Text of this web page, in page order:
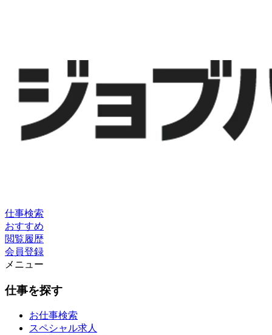
仕事検索
おすすめ
閲覧履歴
会員登録
メニュー
仕事を探す
お仕事検索
スペシャル求人